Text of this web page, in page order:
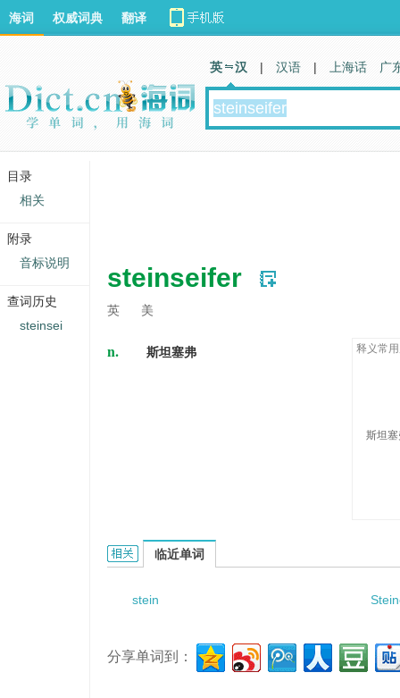
steinseifer
英 美
n. 斯坦塞弗 释义常
斯坦
Steinseifer的相关资料：
临近单词
stein
分享单词到：
海词 权威词典 翻译
英 汉 | 汉语 | 上海话 广
目录
相关
附录
音标说明
查词历史
steinsei